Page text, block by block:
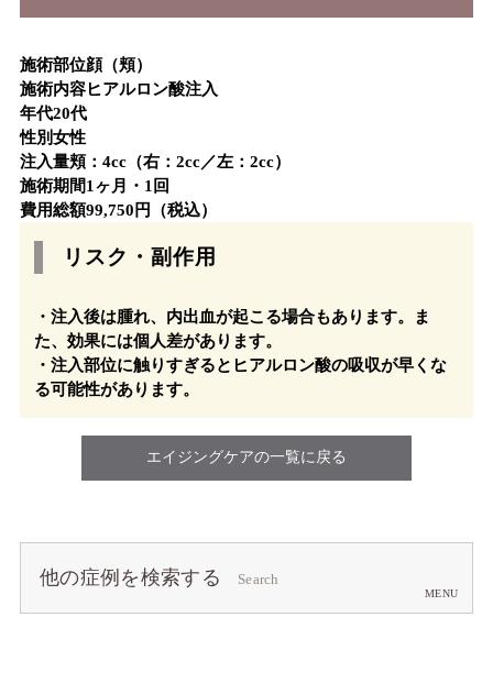
施術部位顔（頬）
施術内容ヒアルロン酸注入
年代20代
性別女性
注入量頬：4cc（右：2cc／左：2cc）
施術期間1ヶ月・1回
費用総額99,750円（税込）
リスク・副作用
・注入後は腫れ、内出血が起こる場合もあります。ま
た、効果には個人差があります。
・注入部位に触りすぎるとヒアルロン酸の吸収が早くな
る可能性があります。
エイジングケアの一覧に戻る
他の症例を検索する Search